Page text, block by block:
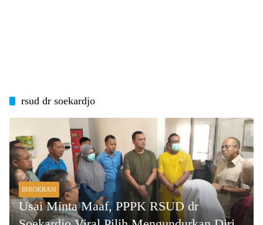
rsud dr soekardjo
BIROKRASI
Usai Minta Maaf, PPPK RSUD dr